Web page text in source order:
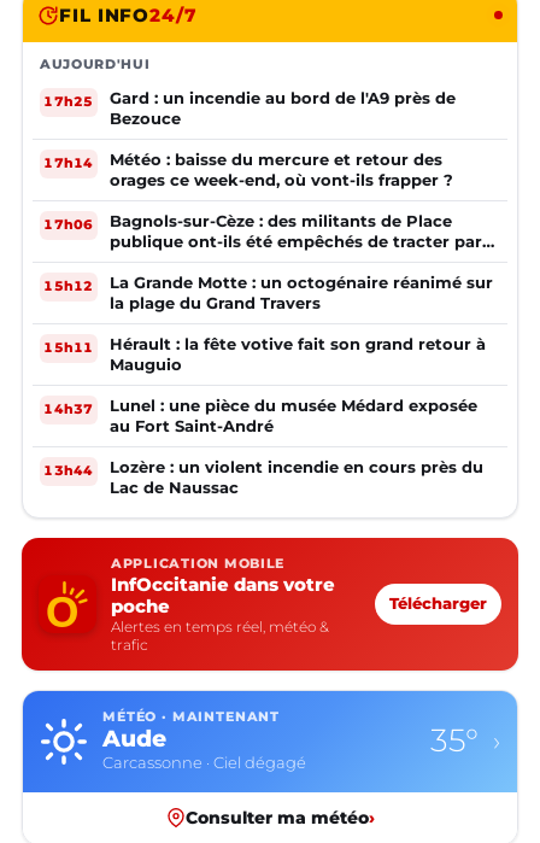
FIL INFO24/7
AUJOURD'HUI
17h25
Gard : un incendie au bord de l'A9 près de
Bezouce
17h14
Météo : baisse du mercure et retour des
orages ce week-end, où vont-ils frapper ?
17h06
Bagnols-sur-Cèze : des militants de Place
publique ont-ils été empêchés de tracter par
la mairie ?
15h12
La Grande Motte : un octogénaire réanimé sur
la plage du Grand Travers
15h11
Hérault : la fête votive fait son grand retour à
Mauguio
14h37
Lunel : une pièce du musée Médard exposée
au Fort Saint-André
13h44
Lozère : un violent incendie en cours près du
Lac de Naussac
APPLICATION MOBILE
InfOccitanie dans votre
poche
Alertes en temps réel, météo &
trafic
Télécharger
MÉTÉO · MAINTENANT
Aude
Carcassonne · Ciel dégagé
35° ›
Consulter ma météo›